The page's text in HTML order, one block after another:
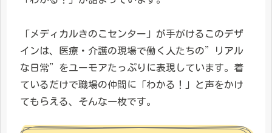
「メディカルきのこセンター」が手がけるこのデザ
インは、医療・介護の現場で働く人たちの”リアル
な日常”をユーモアたっぷりに表現しています。着
ているだけで職場の仲間に「わかる！」と声をかけ
てもらえる、そんな一枚です。